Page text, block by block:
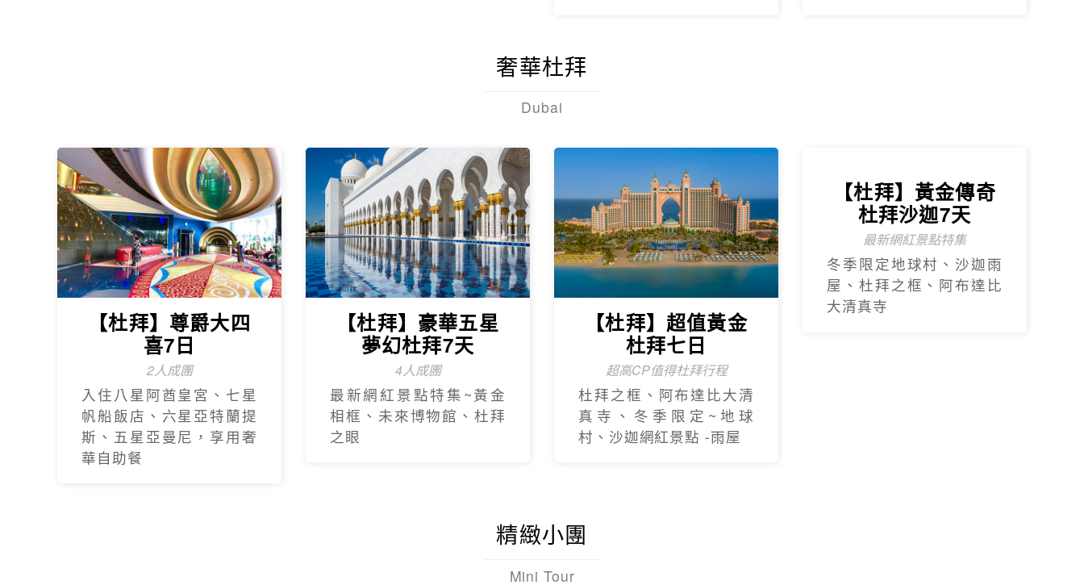
奢華杜拜
Dubai
【杜拜】尊爵大四
喜7日
2人成團
入住八星阿酋皇宮、七星
帆船飯店、六星亞特蘭提
斯、五星亞曼尼，享用奢
華自助餐
【杜拜】豪華五星
夢幻杜拜7天
4人成團
最新網紅景點特集~黃金
相框、未來博物館、杜拜
之眼
【杜拜】超值黃金
杜拜七日
超高CP值得杜拜行程
杜拜之框、阿布達比大清
真寺、冬季限定~地球
村、沙迦網紅景點 -⾬屋
【杜拜】黃金傳奇
精緻小團
Mini Tour